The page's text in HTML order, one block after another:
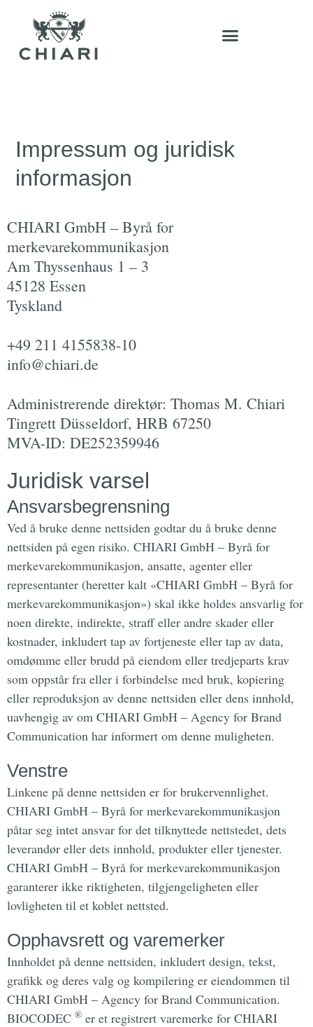
Impressum og juridisk
informasjon
CHIARI GmbH – Byrå for
merkevarekommunikasjon
Am Thyssenhaus 1 – 3
45128 Essen
Tyskland
+49 211 4155838-10
info@chiari.de
Administrerende direktør: Thomas M. Chiari
Tingrett Düsseldorf, HRB 67250
MVA-ID: DE252359946
Juridisk varsel
Ansvarsbegrensning
Ved å bruke denne nettsiden godtar du å bruke denne
nettsiden på egen risiko. CHIARI GmbH – Byrå for
merkevarekommunikasjon, ansatte, agenter eller
representanter (heretter kalt «CHIARI GmbH – Byrå for
merkevarekommunikasjon») skal ikke holdes ansvarlig for
noen direkte, indirekte, straff eller andre skader eller
kostnader, inkludert tap av fortjeneste eller tap av data,
omdømme eller brudd på eiendom eller tredjeparts krav
som oppstår fra eller i forbindelse med bruk, kopiering
eller reproduksjon av denne nettsiden eller dens innhold,
uavhengig av om CHIARI GmbH – Agency for Brand
Communication har informert om denne muligheten.
Venstre
Linkene på denne nettsiden er for brukervennlighet.
CHIARI GmbH – Byrå for merkevarekommunikasjon
påtar seg intet ansvar for det tilknyttede nettstedet, dets
leverandør eller dets innhold, produkter eller tjenester.
CHIARI GmbH – Byrå for merkevarekommunikasjon
garanterer ikke riktigheten, tilgjengeligheten eller
lovligheten til et koblet nettsted.
Opphavsrett og varemerker
Innholdet på denne nettsiden, inkludert design, tekst,
grafikk og deres valg og kompilering er eiendommen til
CHIARI GmbH – Agency for Brand Communication.
BIOCODEC ® er et registrert varemerke for CHIARI